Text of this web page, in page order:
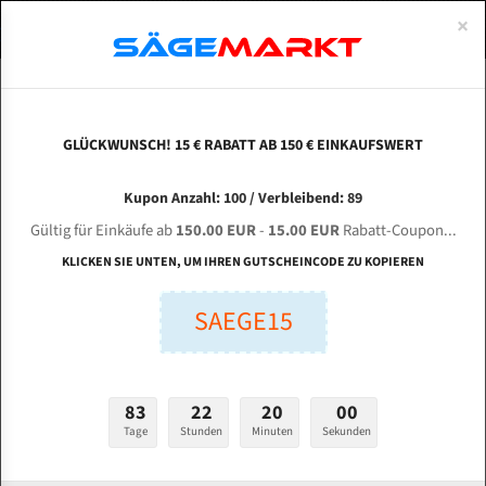
INDOTECH ITM-200 V2 (H) für 4860 mm Bi-
Metall Bandsägeblätter
Länge (mm):
Stärken + Zahnteilung:
mm
ABOUTS
ENGLISH
Bi-Metall Meterware
Fleischerei Bandsägeblätter
Bandmesser Glatt Meterware
Konvex Meterware
×
GLÜCKWUNSCH! 15 € RABATT AB 150 € EINKAUFSWERT
Kupon Anzahl: 100 / Verbleibend: 89
Gültig für Einkäufe ab150.00 EUR- 15.00 EURRabatt-Coupon...
KLICKEN SIE UNTEN, UM IHREN GUTSCHEINCODE ZU KOPIEREN
SAEGE15
83
Tage
22
Stunden
19
Minuten
59
Sekunden